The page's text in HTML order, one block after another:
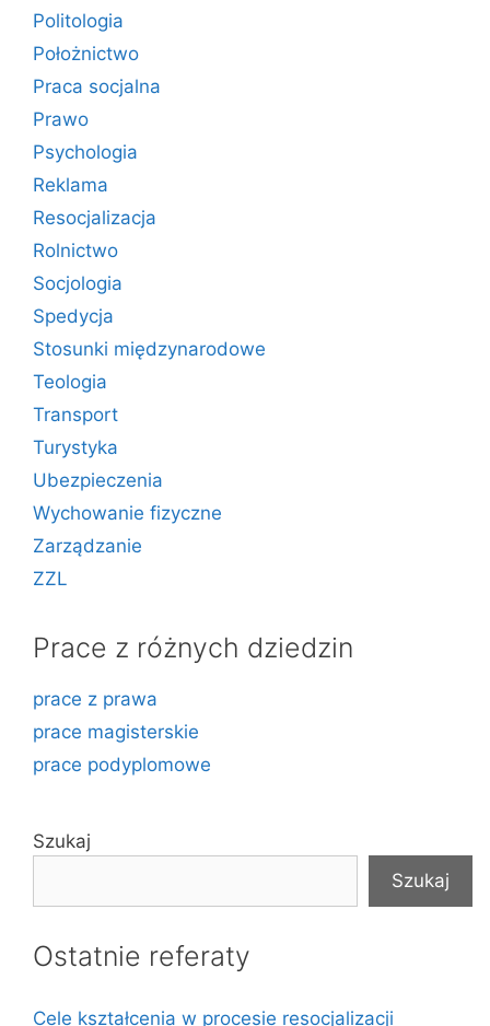
Politologia
Położnictwo
Praca socjalna
Prawo
Psychologia
Reklama
Resocjalizacja
Rolnictwo
Socjologia
Spedycja
Stosunki międzynarodowe
Teologia
Transport
Turystyka
Ubezpieczenia
Wychowanie fizyczne
Zarządzanie
ZZL
Prace z różnych dziedzin
prace z prawa
prace magisterskie
prace podyplomowe
Szukaj
Szukaj
Ostatnie referaty
Cele kształcenia w procesie resocjalizacji